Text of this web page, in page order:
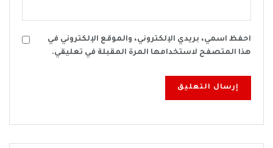
احفظ اسمي، بريدي الإلكتروني، والموقع الإلكتروني في
هذا المتصفح لاستخدامها المرة المقبلة في تعليقي.